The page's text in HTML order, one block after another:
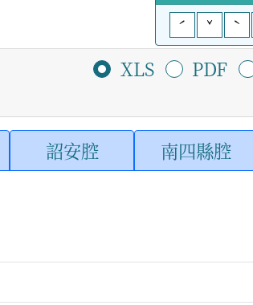
ˊ
ˇ ˋ
XLS PDF
詔安腔 南四縣腔